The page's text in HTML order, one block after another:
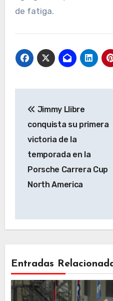
de fatiga.
de
entradas
Jimmy Llibre
conquista su primera
victoria de la
temporada en la
Porsche Carrera Cup
North America
Entradas